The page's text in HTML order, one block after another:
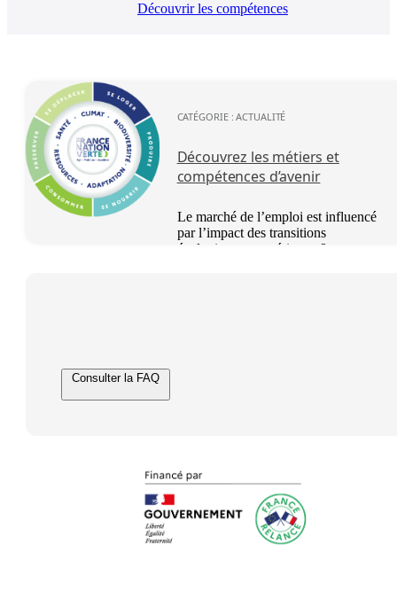
Découvrir les compétences
Découvrez les métiers et
compétences d’avenir
CATÉGORIE :ACTUALITÉ
Le marché de l’emploi est influencé
par l’impact des transitions
écologiques, numériques &
Consulter la FAQ